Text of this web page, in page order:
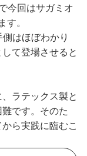
今回はサガミオ
。
はほぼわかり
て登場させると
ラテックス製と
です。そのた
ら実践に臨むこ